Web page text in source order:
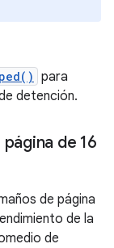
para
detención.
de 16
de página
de la
de